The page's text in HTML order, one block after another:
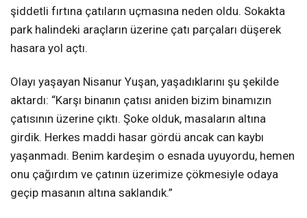
şiddetli fırtına çatıların uçmasına neden oldu. Sokakta
park halindeki araçların üzerine çatı parçaları düşerek
hasara yol açtı.
Olayı yaşayan Nisanur Yuşan, yaşadıklarını şu şekilde
aktardı: “Karşı binanın çatısı aniden bizim binamızın
çatısının üzerine çıktı. Şoke olduk, masaların altına
girdik. Herkes maddi hasar gördü ancak can kaybı
yaşanmadı. Benim kardeşim o esnada uyuyordu, hemen
onu çağırdım ve çatının üzerimize çökmesiyle odaya
geçip masanın altına saklandık.”